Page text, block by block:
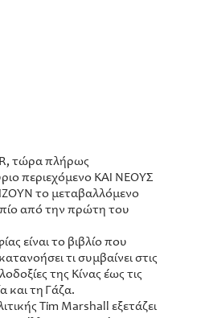
τώρα πλήρως
περιεχόμενο ΚΑΙ ΝΕΟΥΣ
το μεταβαλλόμενο
από την πρώτη του
είναι το βιβλίο που
τι συμβαίνει στις
της Κίνας έως τις
και τη Γάζα.
Tim Marshall εξετάζει